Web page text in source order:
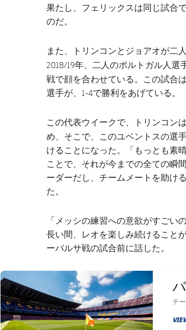
果たし、フェリックスは同じ試合
のだ。
また、トリンコンとジョアオが二
2018/19年、二人のポルトガル人選
戦で顔を合わせている。この試合
選手が、1-4で勝利をあげている。
この代表ウイークで、トリンコン
め、そこで、このユベントスの選
けることになった。「もっとも素
ことで、それが今までの全ての瞬
ーダーだし、チームメートを助け
た。
「メッシの練習への意欲がすごい
長い間、レオを楽しみ続けること
ーバルサ戦の試合前に話した。
FC Barcelona club badge
チ